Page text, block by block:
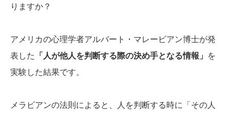
りますか？
アメリカの心理学者アルバート・マレービアン博士が発
表した
「人が他人を判断する際の決め手となる情報」
を
実験した結果です。
メラビアンの法則によると、人を判断する時に「その人